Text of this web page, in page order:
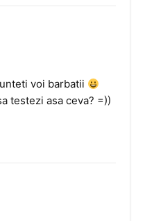
voi barbatii
testezi asa ceva? =))